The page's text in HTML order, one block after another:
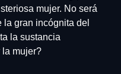
mujer. No será
la gran incógnita del
la sustancia
la mujer?